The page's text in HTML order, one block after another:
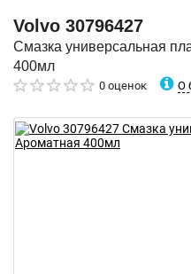
Volvo 30796427
Смазка универсальная
400мл
0 оценок О